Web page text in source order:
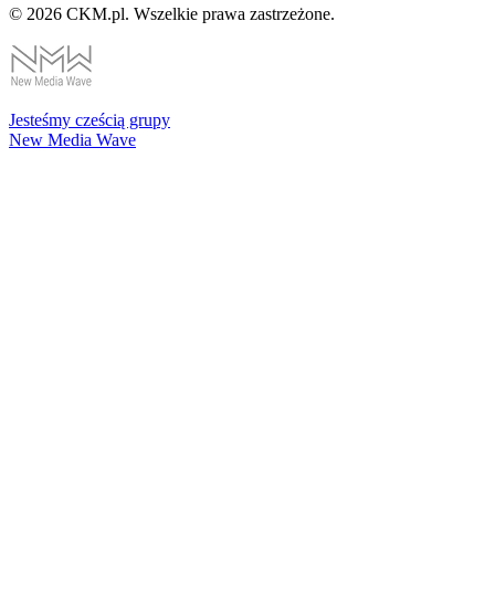
© 2026 CKM.pl. Wszelkie prawa zastrzeżone.
Jesteśmy cześcią grupy
New Media Wave